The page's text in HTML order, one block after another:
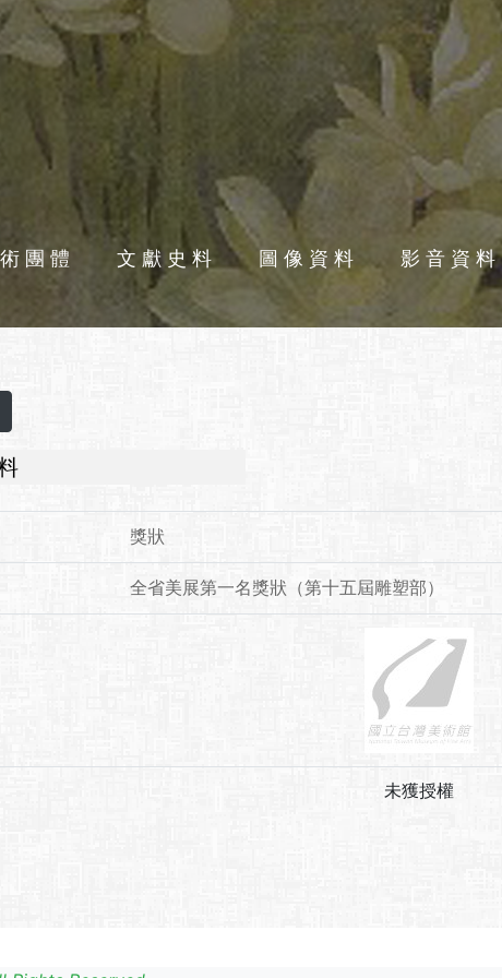
團體 文獻史料 圖像資料 影音資料
獎狀
全省美展第一名獎狀（第十五屆雕塑部）
未獲授權